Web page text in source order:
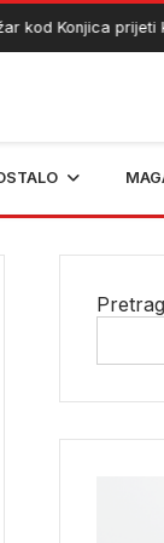
kod Konjica prijeti